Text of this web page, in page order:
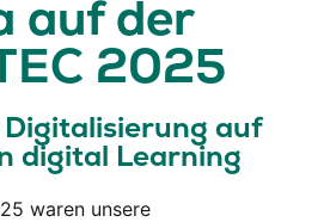
auf der
2025
auf
digital Learning
waren unsere